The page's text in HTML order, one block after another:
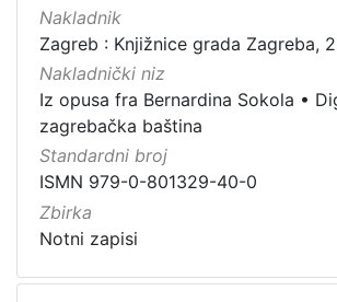
Nakladnik
Zagreb : Knjižnice grada Zagreba,
Nakladnički niz
Iz opusa fra Bernardina Sokola •
zagrebačka baština
Standardni broj
ISMN 979-0-801329-40-0
Zbirka
Notni zapisi